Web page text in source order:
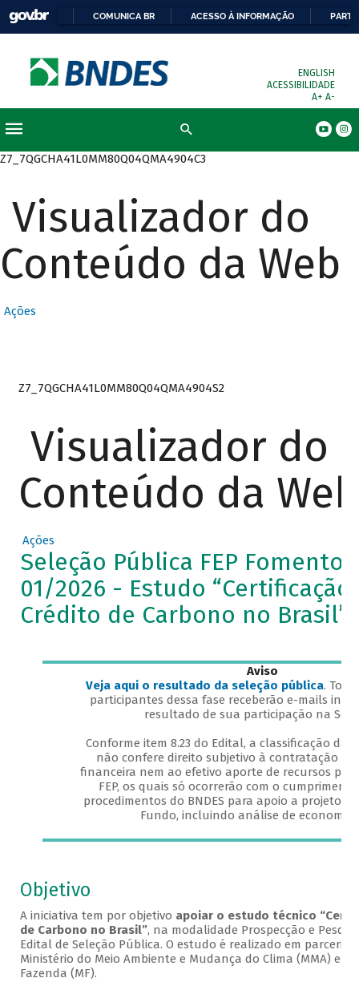
COMUNICA BR ACESSO À INFORMAÇÃO
ENGLISH
ACESSIBILIDADE
A+ A-
Z7_7QGCHA41L0MM80Q04QMA4904C3
Visualizador do
Conteúdo da Web
Ações
Z7_7QGCHA41L0MM80Q04QMA4904S2
Visualizador do
Conteúdo da Web
Ações
Seleção Pública FEP Fomento
01/2026 - Estudo “Certificação
Crédito de Carbono no Brasil”
Aviso
Veja aqui o resultado da seleção pública.
participantes dessa fase receberão e-mails
resultado de sua participação na
Conforme item 8.23 do Edital, a classificação da
não confere direito subjetivo à contratação
financeira nem ao efetivo aporte de recursos por
FEP, os quais só ocorrerão com o
procedimentos do BNDES para apoio a projetos
Fundo, incluindo análise de
Objetivo
A iniciativa tem por objetivo apoiar o estudo técnico
de Carbono no Brasil”, na modalidade Prospecção e
Edital de Seleção Pública. O estudo é realizado em parceria
Ministério do Meio Ambiente e Mudança do Clima (MMA) e o
Fazenda (MF).